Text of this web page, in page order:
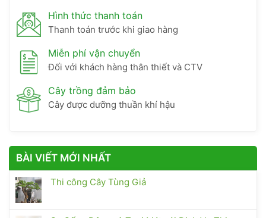
Hình thức thanh toán
Thanh toán trước khi giao hàng
Miễn phí vận chuyển
Đối với khách hàng thân thiết và CTV
Cây trồng đảm bảo
Cây được dưỡng thuần khí hậu
BÀI VIẾT MỚI NHẤT
Thi công Cây Tùng Giả